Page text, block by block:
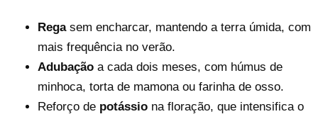
Regasem encharcar, mantendo a terra úmida, com
mais frequência no verão.
Adubaçãoa cada dois meses, com húmus de
minhoca, torta de mamona ou farinha de osso.
Reforço de potássiona floração, que intensifica o